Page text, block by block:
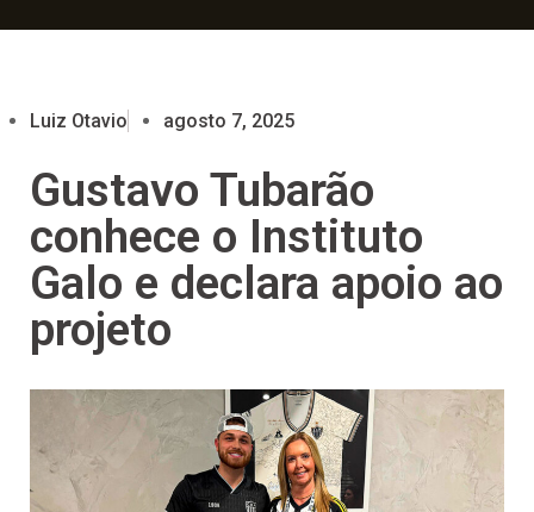
Luiz Otavio agosto 7, 2025
Gustavo Tubarão
conhece o Instituto
Galo e declara apoio ao
projeto